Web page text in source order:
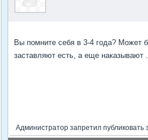
Вы помните себя в 3-4 года? Может
заставляют есть, а еще наказывают
Администратор запретил публиковать